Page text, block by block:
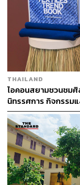
เพื่อสร้างการตระ
วัน THE
Asiola อย่างจอน ลอ
โฉมชฎา กุลดิลก
สเสท คอร์ปอเรชั่น
ในการสร้างสรรค์
ตัวใหญ่ขึ้นทุกวันให้ต่อ
THAILAND
ไอคอนสยามชวนชม
นิทรรศการ กิจกรรม
แม่ [ADVERTORIAL]